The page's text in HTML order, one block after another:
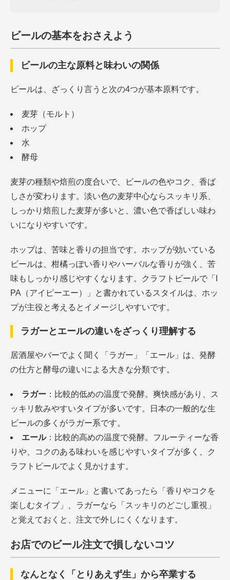
ビールの基本をおさえよう
ビールの主な原料と味わいの関係
ビールは、ざっくり言うと次の4つが基本原料です。
麦芽（モルト）
ホップ
水
酵母
麦芽の種類や焙煎の度合いで、ビールの色やコク、香ば
しさが変わります。淡い色の麦芽中心ならスッキリ系、
しっかり焙煎した麦芽が多いと、濃い色で香ばしい味わ
いになりやすいです。
ホップは、苦味と香りの担当です。ホップが効いている
ビールは、柑橘っぽい香りやハーバルな香りが強く、苦
味もしっかり感じやすくなります。クラフトビールで「I
PA（アイピーエー）」と書かれているスタイルは、ホッ
プが主役と考えるとイメージしやすいです。
ラガーとエールの違いをざっくり理解する
居酒屋やバーでよく聞く「ラガー」「エール」は、発酵
の仕方と酵母の違いによる大きな分類です。
ラガー ：比較的低めの温度で発酵。爽快感があり、ス
ッキリ飲みやすいタイプが多いです。日本の一般的な生
ビールの多くがラガー系です。
エール：比較的高めの温度で発酵。フルーティーな香
りや、コクのある味わいを感じやすいタイプが多く、ク
ラフトビールでよく見かけます。
メニューに「エール」と書いてあったら「香りやコクを
楽しむタイプ」、ラガーなら「スッキリのどごし重視」
と覚えておくと、注文で外しにくくなります。
お店でのビール注文で損しないコツ
なんとなく「とりあえず生」から卒業する